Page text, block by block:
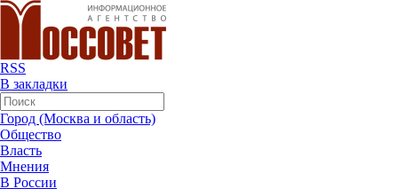
RSS
В закладки
Город (Москва и область)
Общество
Власть
Мнения
В России